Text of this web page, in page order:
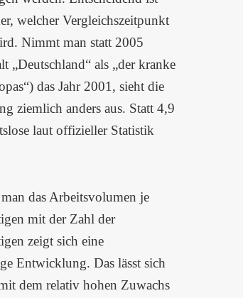
welcher Vergleichszeitpunkt
Nimmt man statt 2005
„Deutschland“ als „der kranke
das Jahr 2001, sieht die
ziemlich anders aus. Statt 4,9
laut offizieller Statistik
das Arbeitsvolumen je
mit der Zahl der
zeigt sich eine
Entwicklung. Das lässt sich
dem relativ hohen Zuwachs